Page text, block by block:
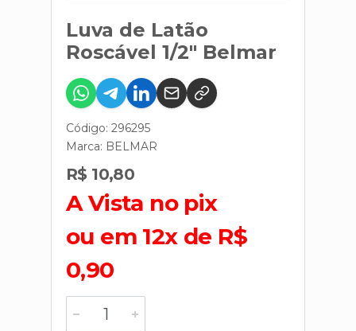
Luva de Latão
Roscável 1/2" Belmar
Código: 296295
Marca: BELMAR
R$ 10,80
A Vista no pix
ou em 12x de R$
0,90